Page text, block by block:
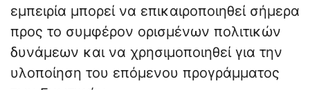
εμπειρία μπορεί να επικαιροποιηθεί σήμερα
προς το συμφέρον ορισμένων πολιτικών
δυνάμεων και να χρησιμοποιηθεί για την
υλοποίηση του επόμενου προγράμματος